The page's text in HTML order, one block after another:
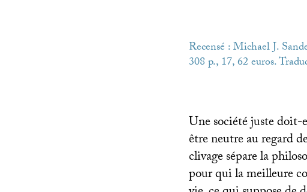
Recensé : Michael J.
308 p., 17, 62 euros.
Une société juste doit-
être neutre au regard
clivage sépare la
pour qui la meilleure